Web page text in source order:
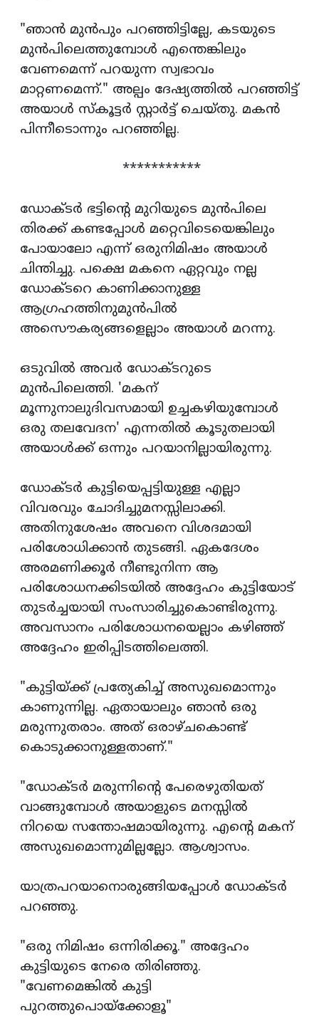
"ഞാന്‍ മുന്‍പും പറഞ്ഞിട്ടില്ലേ, കടയുടെ
മുന്‍പിലെത്തുമ്പോള്‍ എന്തെങ്കിലും
വേണമെന്ന് പറയുന്ന സ്വഭാവം
മാറ്റണമെന്ന്." അല്പം ദേഷ്യത്തില്‍ പറഞ്ഞിട്ട്
അയാള്‍ സ്കൂട്ടര്‍ സ്റ്റാര്‍ട്ട് ചെയ്തു. മകന്‍
പിന്നീടൊന്നും പറഞ്ഞില്ല.
***********
ഡോക്ടര്‍ ഭട്ടിന്‍റെ മുറിയുടെ മുന്‍പിലെ
തിരക്ക് കണ്ടപ്പോള്‍ മറ്റെവിടെയെങ്കിലും
പോയാലോ എന്ന് ഒരുനിമിഷം അയാള്‍
ചിന്തിച്ചു. പക്ഷെ മകനെ ഏറ്റവും നല്ല
ഡോക്ടറെ കാണിക്കാനുള്ള
ആഗ്രഹത്തിനുമുന്‍പില്‍
അസൌകര്യങ്ങളെല്ലാം അയാള്‍ മറന്നു.
ഒടുവില്‍ അവര്‍ ഡോക്ടറുടെ
മുന്‍പിലെത്തി. 'മകന്
മൂന്നുനാലുദിവസമായി ഉച്ചകഴിയുമ്പോള്‍
ഒരു തലവേദന' എന്നതില്‍ കൂടുതലായി
അയാള്‍ക്ക് ഒന്നും പറയാനില്ലായിരുന്നു.
ഡോക്ടര്‍ കുട്ടിയെപ്പട്ടിയുള്ള എല്ലാ
വിവരവും ചോദിച്ചുമനസ്സിലാക്കി.
അതിനുശേഷം അവനെ വിശദമായി
പരിശോധിക്കാന്‍ തുടങ്ങി. ഏകദേശം
അരമണിക്കൂര്‍ നീണ്ടുനിന്ന ആ
പരിശോധനക്കിടയില്‍ അദ്ദേഹം കുട്ടിയോട്
തുടര്‍ച്ചയായി സംസാരിച്ചുകൊണ്ടിരുന്നു.
അവസാനം പരിശോധനയെല്ലാം കഴിഞ്ഞ്
അദ്ദേഹം ഇരിപ്പിടത്തിലെത്തി.
"കുട്ടിയ്ക്ക് പ്രത്യേകിച്ച് അസുഖമൊന്നും
കാണുന്നില്ല. ഏതായാലും ഞാന്‍ ഒരു
മരുന്നുതരാം. അത് ഒരാഴ്ചകൊണ്ട്
കൊടുക്കാനുള്ളതാണ്."
"ഡോക്ടര്‍ മരുന്നിന്‍റെ പേരെഴുതിയത്
വാങ്ങുമ്പോള്‍ അയാളുടെ മനസ്സില്‍
നിറയെ സന്തോഷമായിരുന്നു. എന്‍റെ മകന്
അസുഖമൊന്നുമില്ലല്ലോ. ആശ്വാസം.
യാത്രപറയാനൊരുങ്ങിയപ്പോള്‍ ഡോക്ടര്‍
പറഞ്ഞു.
"ഒരു നിമിഷം ഒന്നിരിക്കൂ." അദ്ദേഹം
കുട്ടിയുടെ നേരെ തിരിഞ്ഞു.
"വേണമെങ്കില്‍ കുട്ടി
പുറത്തുപൊയ്ക്കോളൂ"